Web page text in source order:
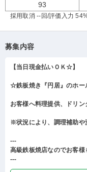
93
採用取消 --回/評価入力
募集内容
【当日現金払いＯＫ☆】
☆鉄板焼き『円居』のホ
お客様へ料理提供、ドリ
※状況により、調理補助や
---
高級鉄板焼店なのでお客様
---